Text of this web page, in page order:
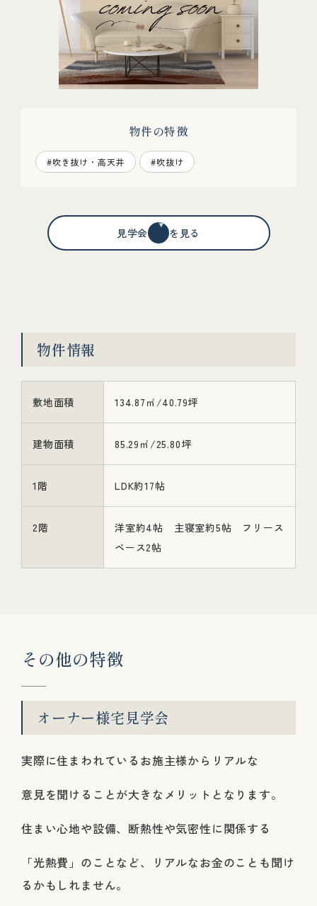
物件の特徴
#吹き抜け・高天井 #吹抜け
見学会情報を見る
物件情報
敷地面積 134.87㎡/40.79坪
建物面積 85.29㎡/25.80坪
1階 LDK約17帖
2階
洋室約4帖 主寝室約5帖 フリース
ペース2帖
その他の特徴
オーナー様宅見学会
実際に住まわれているお施主様からリアルな
意見を聞けることが大きなメリットとなります。
住まい心地や設備、断熱性や気密性に関係する
「光熱費」のことなど、リアルなお金のことも聞け
るかもしれません。